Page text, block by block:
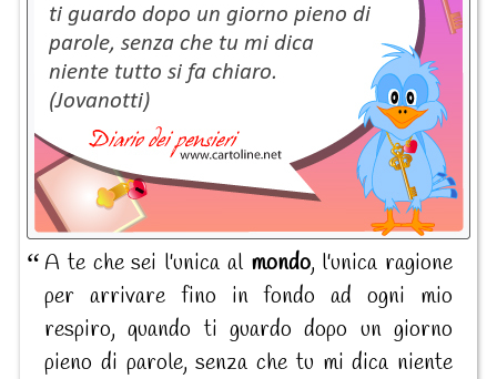
A te che sei l'unica al mondo, l'unica ragione
per arrivare fino in fondo ad ogni mio
respiro, quando ti guardo dopo un giorno
pieno di parole, senza che tu mi dica niente